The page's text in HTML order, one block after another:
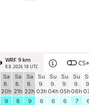
WRF 9 km
8.8. 2026 18 UTC CS+
Sa
8.
20h
Sa
8.
21h
Sa
8.
22h
Su
9.
03h
Su
9.
04h
Su
9.
05h
Su
9.
06h
9
8 9 6 6 6 7